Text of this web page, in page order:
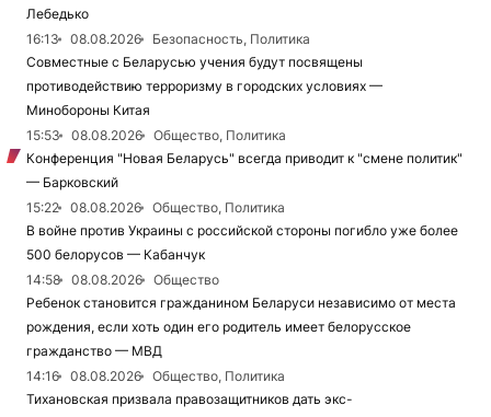
Лебедько
16:13
08.08.2026
Безопасность, Политика
Совместные с Беларусью учения будут посвящены
противодействию терроризму в городских условиях —
Минобороны Китая
15:53
08.08.2026
Общество, Политика
Конференция "Новая Беларусь" всегда приводит к "смене политик"
— Барковский
15:22
08.08.2026
Общество, Политика
В войне против Украины с российской стороны погибло уже более
500 белорусов — Кабанчук
14:58
08.08.2026
Общество
Ребенок становится гражданином Беларуси независимо от места
рождения, если хоть один его родитель имеет белорусское
гражданство — МВД
14:16
08.08.2026
Общество, Политика
Тихановская призвала правозащитников дать экс-